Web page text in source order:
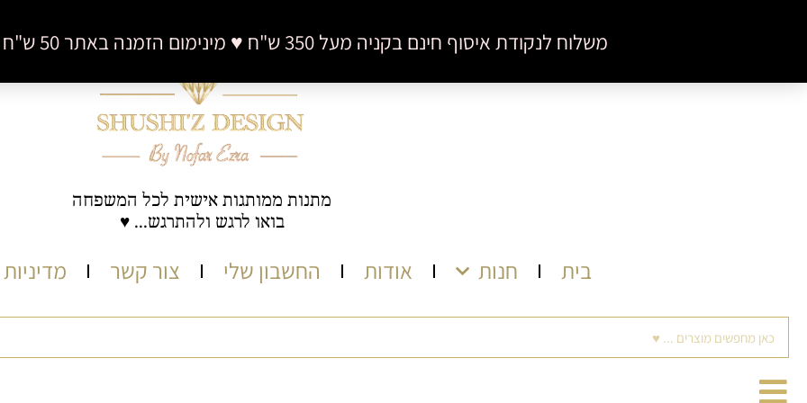
משלוח לנקודת איסוף חינם בקניה מעל 350 ש"ח ♥ מינימום הזמנה באתר 50 ש"ח (לא כולל דמי משלוח)
מתנות ממותגות אישית לכל המשפחה
בואו לרגש ולהתרגש... ♥
בית חנות אודות החשבון שלי צור קשר
חיפוש